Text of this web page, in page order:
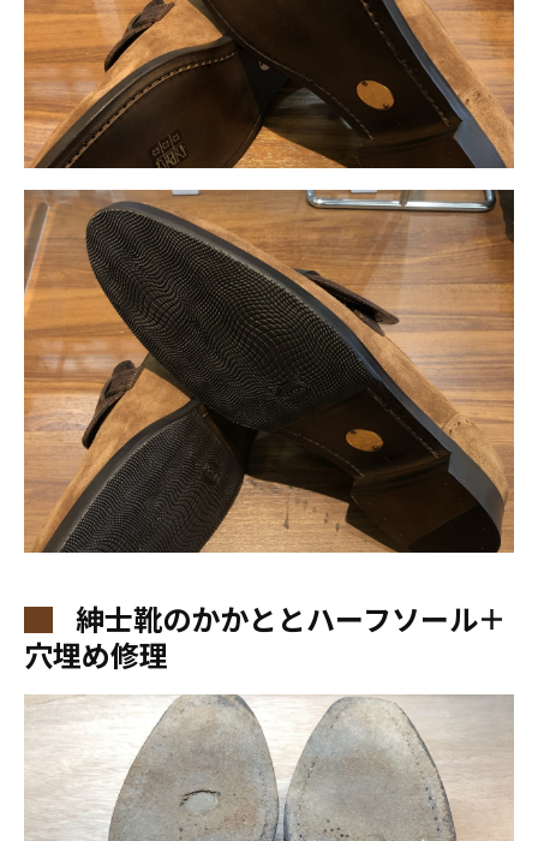
紳士靴のかかととハーフソール＋
穴埋め修理